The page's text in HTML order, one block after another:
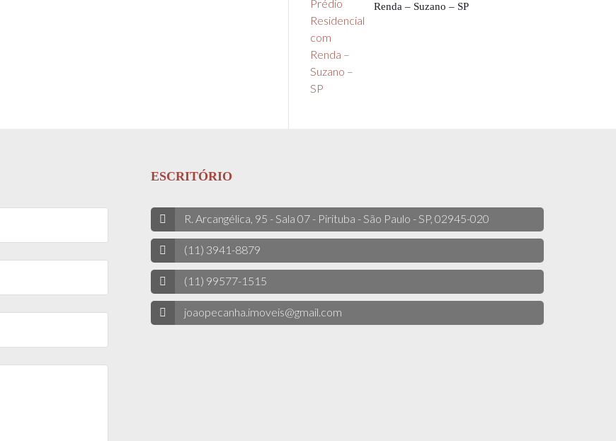
Renda – Suzano – SP
ESCRITÓRIO
R. Arcangélica, 95 - Sala 07 - Pirituba - São Paulo - SP, 02945-020
(11) 3941-8879
(11) 99577-1515
joaopecanha.imoveis@gmail.com